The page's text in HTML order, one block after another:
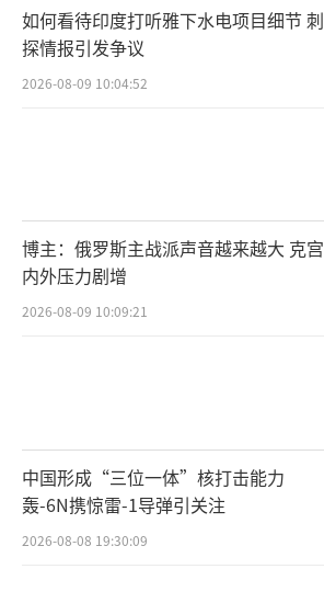
如何看待印度打听雅下水电项目细节 刺
探情报引发争议
2026-08-09 10:04:52
博主：俄罗斯主战派声音越来越大 克宫
内外压力剧增
2026-08-09 10:09:21
中国形成“三位一体”核打击能力
轰-6N携惊雷-1导弹引关注
2026-08-08 19:30:09